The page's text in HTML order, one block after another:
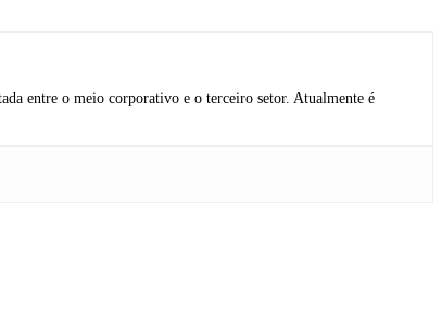
entre o meio corporativo e o terceiro setor. Atualmente é